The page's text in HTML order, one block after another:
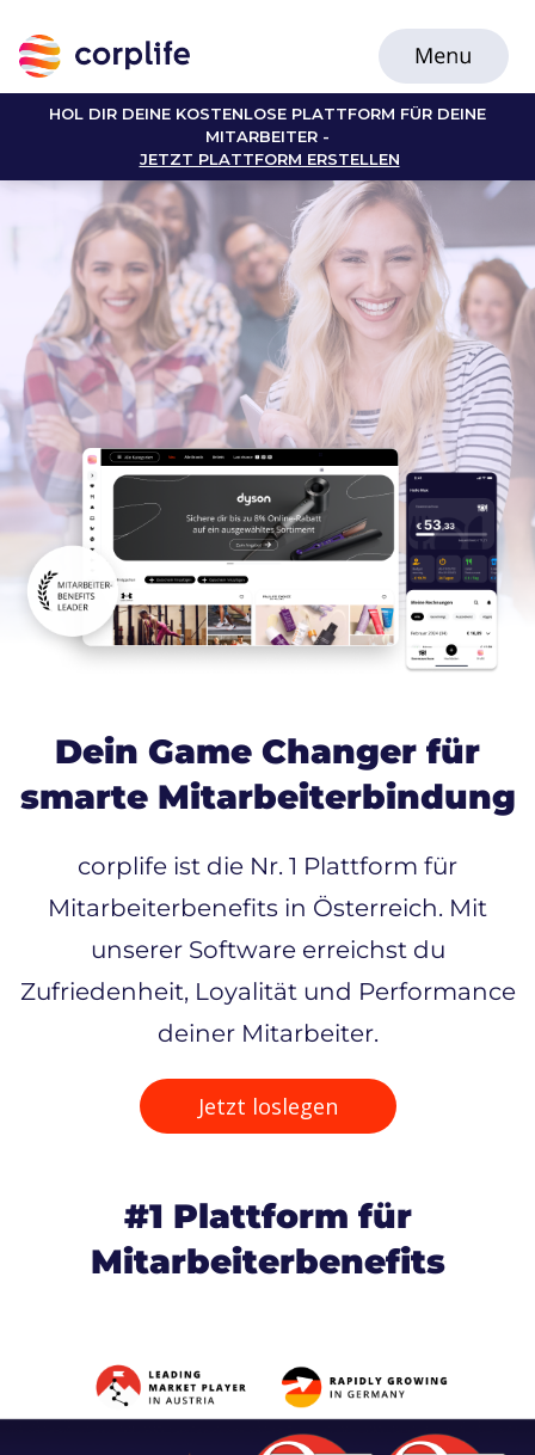
HOL DIR DEINE KOSTENLOSE PLATTFORM FÜR DEINE
MITARBEITER -
JETZT PLATTFORM ERSTELLEN
Dein Game Changer für
smarte Mitarbeiterbindung
corplife ist die Nr. 1 Plattform für
Mitarbeiterbenefits in Österreich. Mit
unserer Software erreichst du
Zufriedenheit, Loyalität und Performance
deiner Mitarbeiter.
Jetzt loslegen
#1 Plattform für
Mitarbeiterbenefits